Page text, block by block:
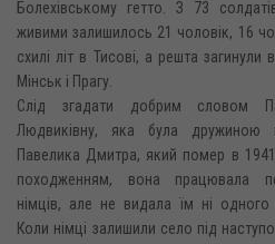
Болехівському гетто. З 73
живими залишилось 21 чоловік, 16
схилі літ в Тисові, а решта загинули
Мінськ і Прагу.
Слід згадати добрим словом
Людвиківну, яка була дружиною
Павелика Дмитра, який помер в
походженням, вона працювала
німців, але не видала їм ні одного
Коли німці залишили село під